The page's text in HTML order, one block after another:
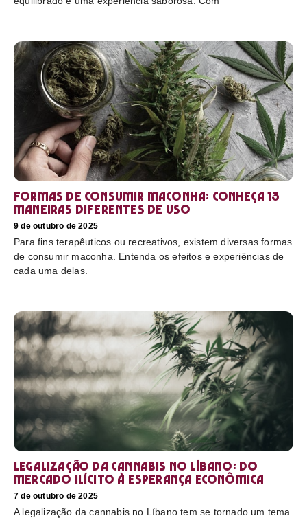
Formas de consumir maconha: conheça 13
maneiras diferentes de uso
9 de outubro de 2025
Para fins terapêuticos ou recreativos, existem diversas formas
de consumir maconha. Entenda os efeitos e experiências de
cada uma delas.
Legalização da cannabis no Líbano: do
mercado ilícito à esperança econômica
7 de outubro de 2025
A legalização da cannabis no Líbano tem se tornado um tema